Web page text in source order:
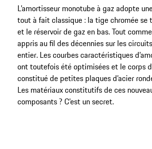
L’amortisseur monotube à gaz adopte
tout à fait classique : la tige chromée se
et le réservoir de gaz en bas. Tout comme
appris au fil des décennies sur les
entier. Les courbes caractéristiques
ont toutefois été optimisées et le corps
constitué de petites plaques d’acier
Les matériaux constitutifs de ces
composants ? C’est un secret.